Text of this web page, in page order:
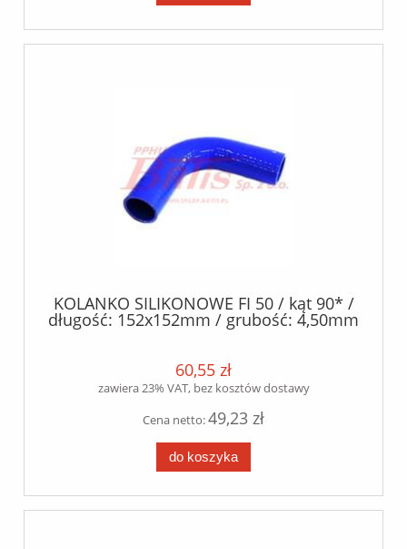
KOLANKO SILIKONOWE FI 50 / kąt 90* /
długość: 152x152mm / grubość: 4,50mm
/- 0.5mm / silikon poliester /
60,55 zł
zawiera 23% VAT, bez kosztów dostawy
Cena netto:49,23 zł
do koszyka